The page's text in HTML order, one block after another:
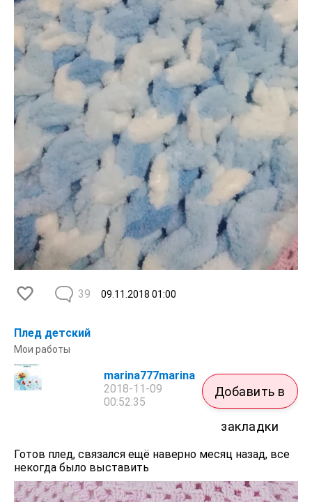
09.11.2018 01:00
39
Плед детский
Мои работы
marina777marina
2018-11-09
00:52:35
Добавить в
закладки
Готов плед, связался ещё наверно месяц назад, все
некогда было выставить